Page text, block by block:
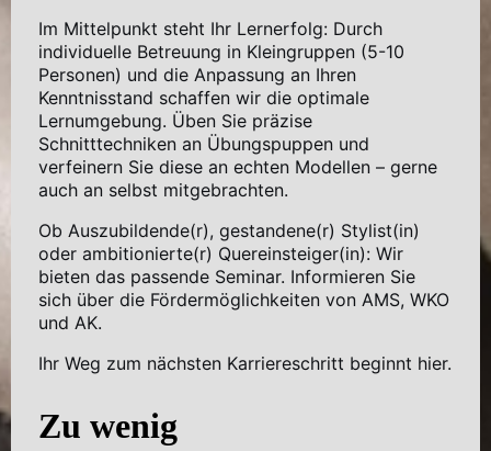
Im Mittelpunkt steht Ihr Lernerfolg: Durch
individuelle Betreuung in Kleingruppen (5-10
Personen) und die Anpassung an Ihren
Kenntnisstand schaffen wir die optimale
Lernumgebung. Üben Sie präzise
Schnitttechniken an Übungspuppen und
verfeinern Sie diese an echten Modellen – gerne
auch an selbst mitgebrachten.
Ob Auszubildende(r), gestandene(r) Stylist(in)
oder ambitionierte(r) Quereinsteiger(in): Wir
bieten das passende Seminar. Informieren Sie
sich über die Fördermöglichkeiten von AMS, WKO
und AK.
Ihr Weg zum nächsten Karriereschritt beginnt hier.
Zu wenig